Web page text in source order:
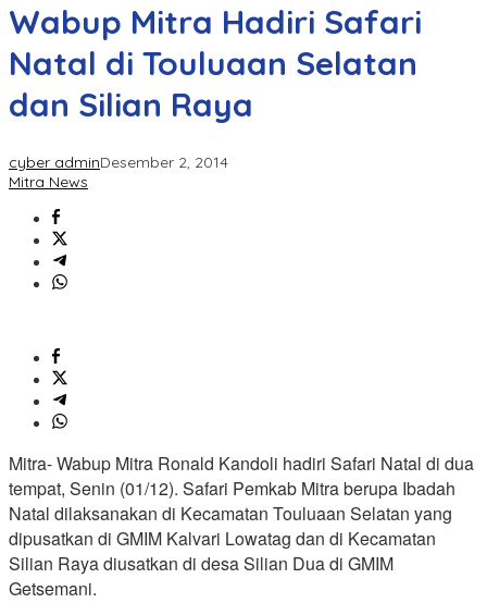
Wabup Mitra Hadiri Safari
Natal di Touluaan Selatan
dan Silian Raya
cyber adminDesember 2, 2014
Mitra News
Mitra- Wabup Mitra Ronald Kandoli hadiri Safari Natal di dua
tempat, Senin (01/12). Safari Pemkab Mitra berupa Ibadah
Natal dilaksanakan di Kecamatan Touluaan Selatan yang
dipusatkan di GMIM Kalvari Lowatag dan di Kecamatan
Silian Raya diusatkan di desa Silian Dua di GMIM
Getsemani.